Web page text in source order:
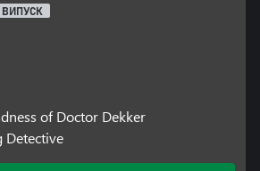
ВИПУСК
of Doctor Dekker
Detective